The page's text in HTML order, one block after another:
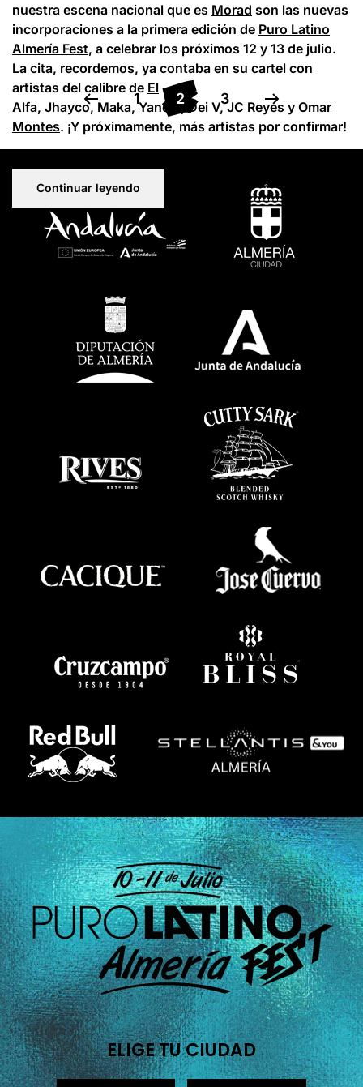
nuestra escena nacional que es Morad son las nuevas
incorporaciones a la primera edición de Puro Latino
Almería Fest, a celebrar los próximos 12 y 13 de julio.
La cita, recordemos, ya contaba en su cartel con
artistas del calibre de El
Alfa, Jhayco, Maka,Yandel, Dei V,JC Reyes y Omar
Montes. ¡Y próximamente, más artistas por confirmar!
Continuar leyendo
1 2 3
ELIGE TU CIUDAD